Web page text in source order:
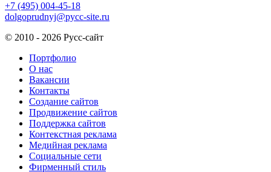
+7 (495) 004-45-18
dolgoprudnyj@pycc-site.ru
© 2010 - 2026 Русс-сайт
Портфолио
О нас
Вакансии
Контакты
Создание сайтов
Продвижение сайтов
Поддержка сайтов
Контекстная реклама
Медийная реклама
Социальные сети
Фирменный стиль